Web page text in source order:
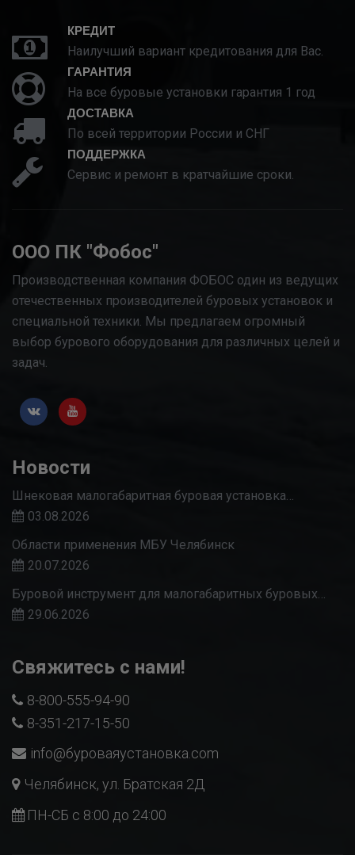
КРЕДИТ
Наилучший вариант кредитования для Вас.
ГАРАНТИЯ
На все буровые установки гарантия 1 год
ДОСТАВКА
По всей территории России и СНГ
ПОДДЕРЖКА
Сервис и ремонт в кратчайшие сроки.
ООО ПК "Фобос"
Производственная компания ФОБОС один из ведущих
отечественных производителей буровых установок и
специальной техники. Мы предлагаем огромный
выбор бурового оборудования для различных целей и
задач.
Новости
Шнековая малогабаритная буровая установка…
03.08.2026
Области применения МБУ Челябинск
20.07.2026
Буровой инструмент для малогабаритных буровых…
29.06.2026
Свяжитесь с нами!
8-800-555-94-90
8-351-217-15-50
info@буроваяустановка.com
Челябинск, ул. Братская 2Д
ПН-СБ с 8:00 до 24:00